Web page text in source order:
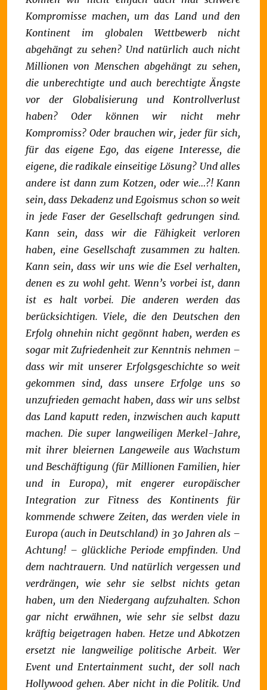
Kompromisse machen, um das Land und den
Kontinent im globalen Wettbewerb nicht
abgehängt zu sehen? Und natürlich auch nicht
Millionen von Menschen abgehängt zu sehen,
die unberechtigte und auch berechtigte Ängste
vor der Globalisierung und Kontrollverlust
haben?Oder können wir nicht mehr
Kompromiss? Oder brauchen wir, jeder für sich,
für das eigene Ego, das eigene Interesse, die
eigene, die radikale einseitige Lösung? Und alles
andere ist dann zum Kotzen, oder wie…?!Kann
sein, dass Dekadenz und Egoismus schon so weit
in jede Faser der Gesellschaft gedrungen sind.
Kann sein, dass wir die Fähigkeit verloren
haben, eine Gesellschaft zusammen zu halten.
Kann sein, dass wir uns wie die Esel verhalten,
denen es zu wohl geht.Wenn’s vorbei ist, dann
ist es halt vorbei.Die anderen werden das
berücksichtigen. Viele, die den Deutschen den
Erfolg ohnehin nicht gegönnt haben, werden es
sogar mit Zufriedenheit zur Kenntnis nehmen –
dass wir mit unserer Erfolgsgeschichte so weit
gekommen sind, dass unsere Erfolge uns so
unzufrieden gemacht haben, dass wir uns selbst
das Land kaputt reden, inzwischen auch kaputt
machen. Die super langweiligen Merkel-Jahre,
mit ihrer bleiernen Langeweile aus Wachstum
und Beschäftigung (für Millionen Familien, hier
und in Europa), mit engerer europäischer
Integration zur Fitness des Kontinents für
kommende schwere Zeiten, das werden viele in
Europa (auch in Deutschland) in 30 Jahren als –
Achtung! – glückliche Periode empfinden. Und
dem nachtrauern. Und natürlich vergessen und
verdrängen, wie sehr sie selbst nichts getan
haben, um den Niedergang aufzuhalten. Schon
gar nicht erwähnen, wie sehr sie selbst dazu
kräftig beigetragen haben. Hetze und Abkotzen
ersetzt nie langweilige politische Arbeit. Wer
Event und Entertainment sucht, der soll nach
Hollywood gehen. Aber nicht in die Politik. Und